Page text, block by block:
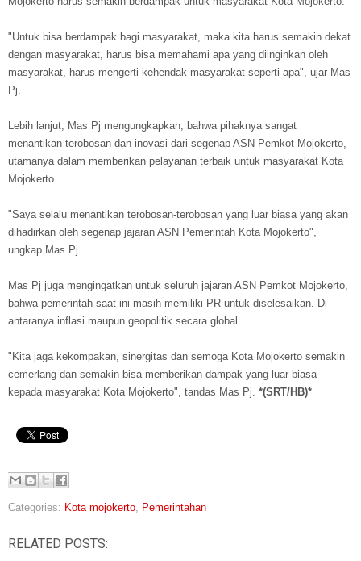
"Untuk bisa berdampak bagi masyarakat, maka kita harus semakin dekat
dengan masyarakat, harus bisa memahami apa yang diinginkan oleh
masyarakat, harus mengerti kehendak masyarakat seperti apa", ujar Mas
Pj.
Lebih lanjut, Mas Pj mengungkapkan, bahwa pihaknya sangat
menantikan terobosan dan inovasi dari segenap ASN Pemkot Mojokerto,
utamanya dalam memberikan pelayanan terbaik untuk masyarakat Kota
Mojokerto.
"Saya selalu menantikan terobosan-terobosan yang luar biasa yang akan
dihadirkan oleh segenap jajaran ASN Pemerintah Kota Mojokerto",
ungkap Mas Pj.
Mas Pj juga mengingatkan untuk seluruh jajaran ASN Pemkot Mojokerto,
bahwa pemerintah saat ini masih memiliki PR untuk diselesaikan. Di
antaranya inflasi maupun geopolitik secara global.
"Kita jaga kekompakan, sinergitas dan semoga Kota Mojokerto semakin
cemerlang dan semakin bisa memberikan dampak yang luar biasa
kepada masyarakat Kota Mojokerto", tandas Mas Pj. *(SRT/HB)*
Categories: Kota mojokerto Pemerintahan
RELATED POSTS: